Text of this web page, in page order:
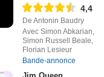
4,4
De Antonin Baudry
Avec Simon Abkarian,
Simon Russell Beale,
Florian Lesieur
Bande-annonce